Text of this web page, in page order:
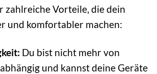
zahlreiche Vorteile, die dein
und komfortabler machen:
Du bist nicht mehr von
und kannst deine Geräte